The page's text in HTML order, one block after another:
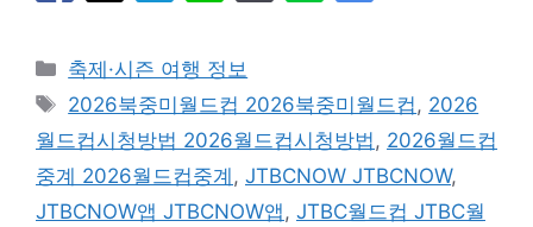
카
테
리
축제·시즌 여행 정보
태
그
2026북중미월드컵 2026북중미월드컵, 2026
월드컵시청방법 2026월드컵시청방법, 2026월드컵
중계 2026월드컵중계 , JTBCNOW JTBCNOW,
JTBCNOW앱 JTBCNOW앱, JTBC월드컵 JTBC월